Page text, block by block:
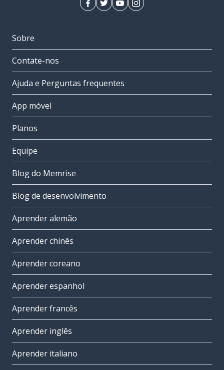
Sobre
Contate-nos
Ajuda e Perguntas frequentes
App móvel
Planos
Equipe
Blog do Memrise
Blog de desenvolvimento
Aprender alemão
Aprender chinês
Aprender coreano
Aprender espanhol
Aprender francês
Aprender inglês
Aprender italiano